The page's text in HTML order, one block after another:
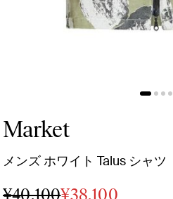
Market
メンズ ホワイト Talus シャツ
¥40,100¥38,100